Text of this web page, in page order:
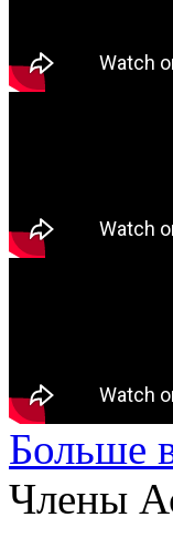
Больше
Члены